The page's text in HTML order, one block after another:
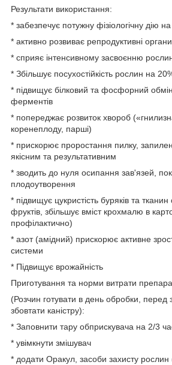
Результати використання:
* забезпечує потужну фізіологічну дію
* активно розвиває репродуктивні
* сприяє інтенсивному засвоєнню
* Збільшує посухостійкість рослин на
* підвищує білковий та фосфорний
ферментів
* попереджає розвиток хвороб
коренеплоду, парші)
* прискорює проростання пилку,
якісним та результативним
* зводить до нуля осипання зав'язей,
плодоутворення
* підвищує цукристість буряків та тканин
фруктів, збільшує вміст крохмалю в
профілактично)
* азот (амідний) прискорює активне
системи
* Підвищує врожайність
Приготування та норми витрати
(Розчин готувати в день обробки, перед
збовтати каністру):
* Заповнити тару обприскувача на 2/3
* увімкнути змішувач
* додати Оракул, засоби захисту рослин